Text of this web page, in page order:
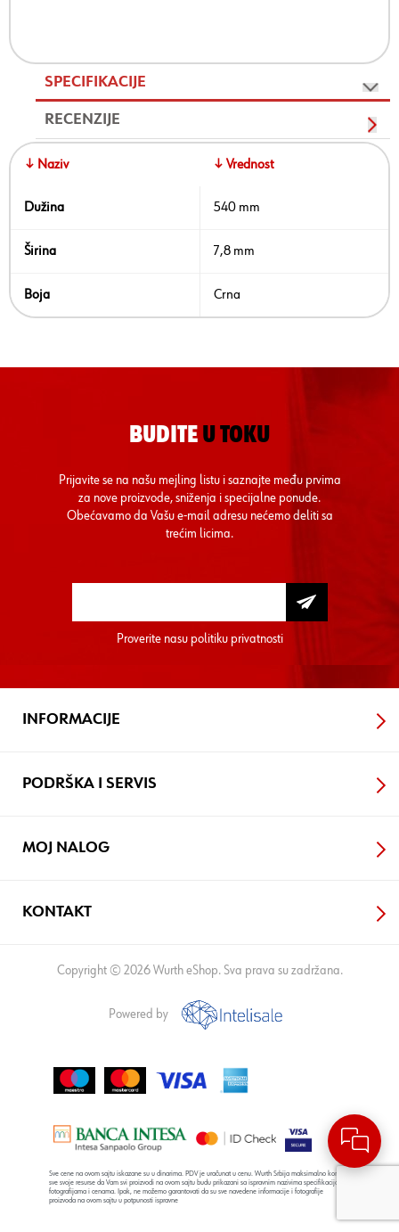
SPECIFIKACIJE
RECENZIJE
↓ Naziv ↓ Vrednost
Dužina 540 mm
Širina 7,8 mm
Boja Crna
BUDITE U TOKU
Prijavite se na našu mejling listu i saznajte među prvima
za nove proizvode, sniženja i specijalne ponude.
Obećavamo da Vašu e-mail adresu nećemo deliti sa
trećim licima.
Proverite nasu politiku privatnosti
INFORMACIJE
PODRŠKA I SERVIS
MOJ NALOG
KONTAKT
Copyright © 2026 Wurth eShop. Sva prava su zadržana.
Powered by
Sve cene na ovom sajtu iskazane su u dinarima. PDV je uračunat u cenu. Wurth Srbija maksimalno koristi
sve svoje resurse da Vam svi proizvodi na ovom sajtu budu prikazani sa ispravnim nazivima specifikacija,
fotografijama i cenama. Ipak, ne možemo garantovati da su sve navedene informacije i fotografije
proizvoda na ovom sajtu u potpunosti ispravne